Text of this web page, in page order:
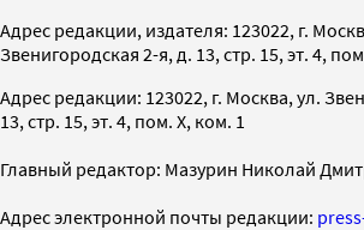
Адрес редакции, издателя: 123022, г.
Звенигородская 2-я, д. 13, стр. 15, эт. 4,
Адрес редакции: 123022, г. Москва, ул.
13, стр. 15, эт. 4, пом. X, ком. 1
Главный редактор: Мазурин Николай
Адрес электронной почты редакции: